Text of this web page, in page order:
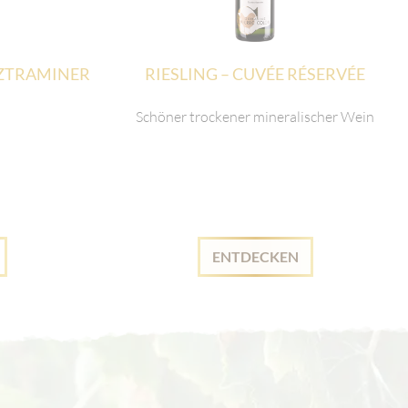
RIESLING – CUVÉE RÉSERVÉE
Schöner trockener mineralischer Wein
ENTDECKEN